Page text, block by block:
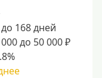
168 дней
до 50 000 ₽